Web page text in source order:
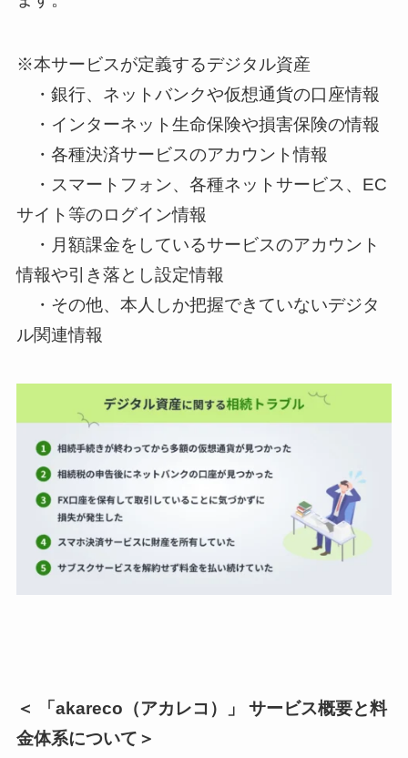
※本サービスが定義するデジタル資産
・銀行、ネットバンクや仮想通貨の口座情報
・インターネット生命保険や損害保険の情報
・各種決済サービスのアカウント情報
・スマートフォン、各種ネットサービス、EC
サイト等のログイン情報
・月額課金をしているサービスのアカウント
情報や引き落とし設定情報
・その他、本人しか把握できていないデジタ
ル関連情報
＜ 「akareco（アカレコ）」 サービス概要と料
金体系について＞